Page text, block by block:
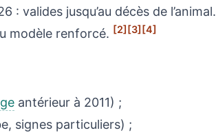
valides jusqu’au décès de l’animal.
modèle renforcé. [2][3][4]
antérieur à 2011) ;
signes particuliers) ;